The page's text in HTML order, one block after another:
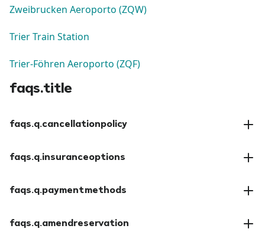
Zweibrucken Aeroporto (ZQW)
Trier Train Station
Trier-Föhren Aeroporto (ZQF)
faqs.title
faqs.q.cancellationpolicy
faqs.q.insuranceoptions
faqs.q.paymentmethods
faqs.q.amendreservation